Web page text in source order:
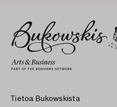
Tietoa Bukowskista